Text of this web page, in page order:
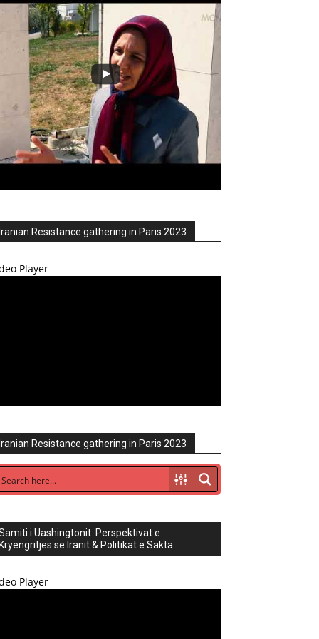
Resistance gathering in Paris 2023
Player
Resistance gathering in Paris 2023
i Uashingtonit: Perspektivat e
së Iranit & Politikat e Sakta
Player